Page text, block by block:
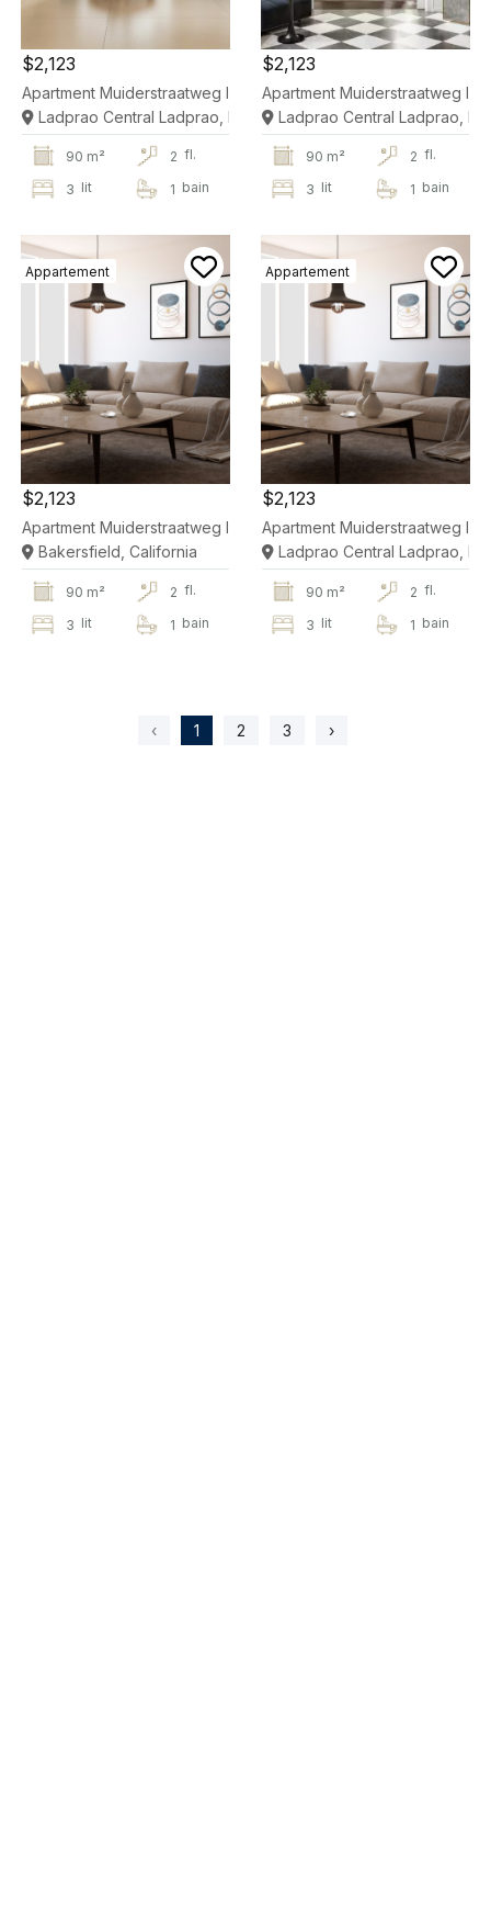
$2,123
Apartment Muiderstraatweg In Diemen
Ladprao Central Ladprao, Bangkok
90 m² 2 fl.
3 lit 1 bain
$2,123
Apartment Muiderstraatweg In
Ladprao Central Ladprao,
90 m² 2 fl.
3 lit 1 bain
Appartement
$2,123
Apartment Muiderstraatweg In Diemen
Bakersfield, California
90 m² 2 fl.
3 lit 1 bain
Appartement
$2,123
Apartment Muiderstraatweg In
Ladprao Central Ladprao,
90 m² 2 fl.
3 lit 1 bain
‹ 1 2 3 ›